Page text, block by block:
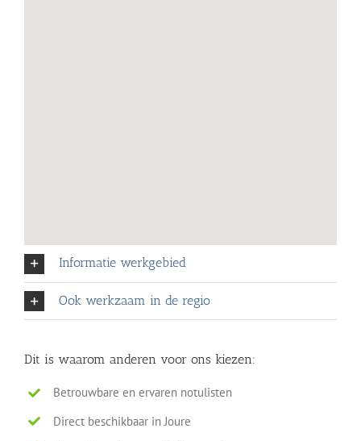
Informatie werkgebied
Ook werkzaam in de regio
Dit is waarom anderen voor ons kiezen:
Betrouwbare en ervaren notulisten
Direct beschikbaar in Joure